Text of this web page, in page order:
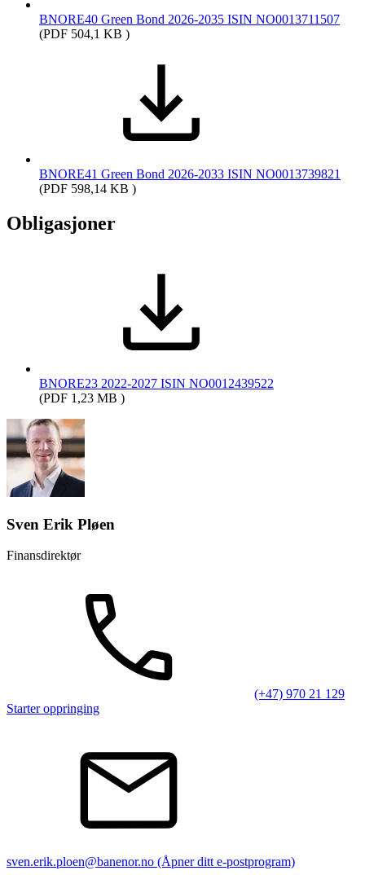
BNORE40 Green Bond 2026-2035 ISIN NO0013711507
(PDF 504,1 KB )
BNORE41 Green Bond 2026-2033 ISIN NO0013739821
(PDF 598,14 KB )
Obligasjoner
BNORE23 2022-2027 ISIN NO0012439522
(PDF 1,23 MB )
Sven Erik Pløen
Finansdirektør
(+47) 970 21 129
Starter oppringing
sven.erik.ploen@banenor.no (Åpner ditt e-postprogram)